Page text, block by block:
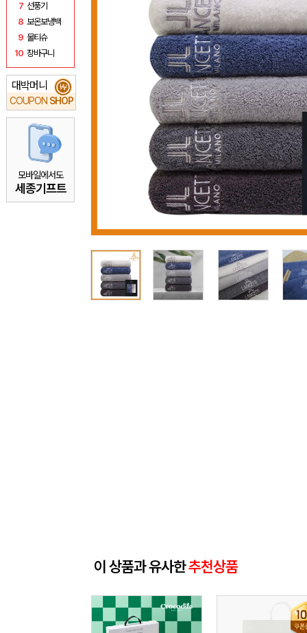
7 선풍기
8 보온보냉백
9 물티슈
10 장바구니
대박머니
COUPON SHOP
₩
모바일에서도
세종기프트
이 상품과 유사한추천상품